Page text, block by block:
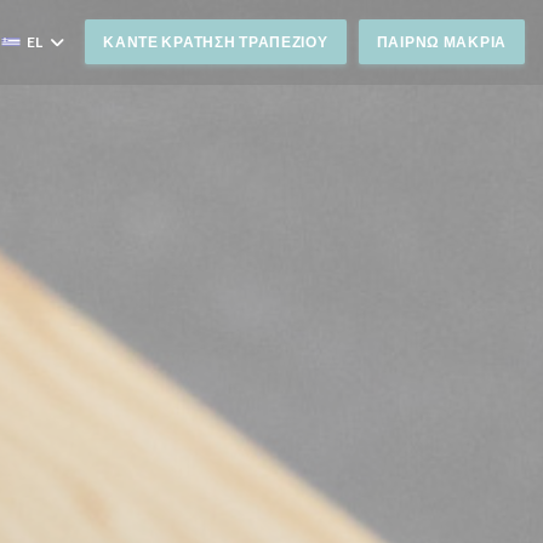
EL ΚΆΝΤΕ ΚΡΆΤΗΣΗ ΤΡΑΠΕΖΙΟΎ ΠΑΊΡΝΩ ΜΑΚΡΙΆ